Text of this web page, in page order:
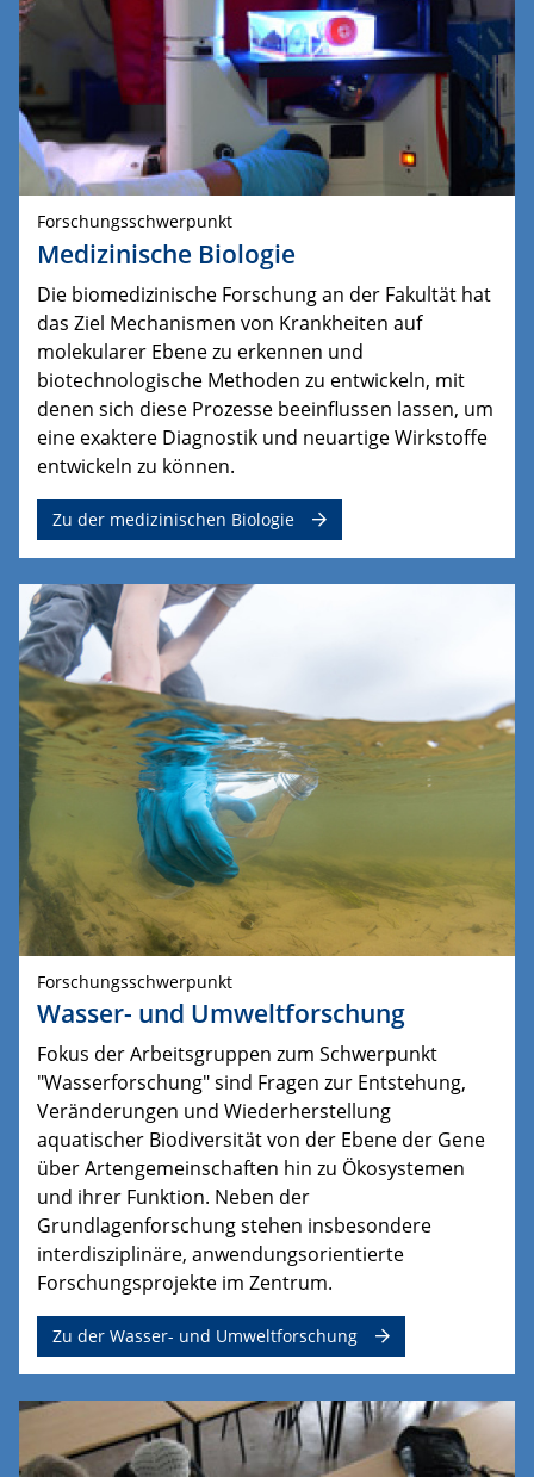
Forschungsschwerpunkt
Medizinische Biologie
Die biomedizinische Forschung an der Fakultät hat
das Ziel Mechanismen von Krankheiten auf
molekularer Ebene zu erkennen und
biotechnologische Methoden zu entwickeln, mit
denen sich diese Prozesse beeinflussen lassen, um
eine exaktere Diagnostik und neuartige Wirkstoffe
entwickeln zu können.
Zu der medizinischen Biologie
Forschungsschwerpunkt
Wasser- und Umweltforschung
Fokus der Arbeitsgruppen zum Schwerpunkt
"Wasserforschung" sind Fragen zur Entstehung,
Veränderungen und Wiederherstellung
aquatischer Biodiversität von der Ebene der Gene
über Artengemeinschaften hin zu Ökosystemen
und ihrer Funktion. Neben der
Grundlagenforschung stehen insbesondere
interdisziplinäre, anwendungsorientierte
Forschungsprojekte im Zentrum.
Zu der Wasser- und Umweltforschung